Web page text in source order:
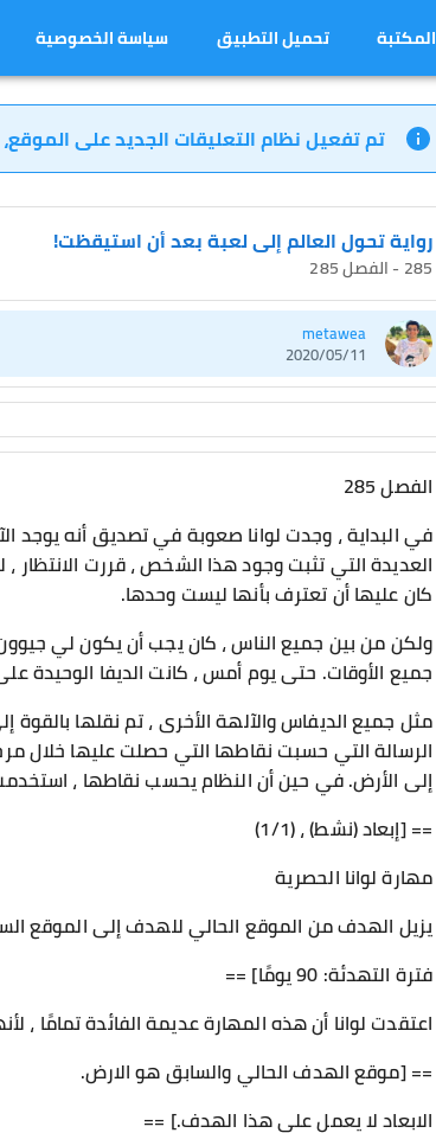
المكتبة تحميل التطبيق سياسة الخصوصية
تم تفعيل نظام التعليقات الجديد على
رواية تحول العالم إلى لعبة بعد أن استيقظت!
285 - الفصل 285
metawea
2020/05/11
الفصل 285
في البداية ، وجدت لوانا صعوبة في تصديق أنه يوجد
العديدة التي تثبت وجود هذا الشخص ، قررت الانتظار ،
كان عليها أن تعترف بأنها ليست وحدها.
ولكن من بين جميع الناس ، كان يجب أن يكون لي
جميع الأوقات. حتى يوم أمس ، كانت الديفا الوحيدة
مثل جميع الديفاس والآلهة الأخرى ، تم نقلها
الرسالة التي حسبت نقاطها التي حصلت عليها خلال
إلى الأرض. في حين أن النظام يحسب نقاطها ،
== [إبعاد (نشط) ، (1/1)
مهارة لوانا الحصرية
يزيل الهدف من الموقع الحالي للهدف إلى الموقع
فترة التهدئة: 90 يومًا] ==
اعتقدت لوانا أن هذه المهارة عديمة الفائدة تمامًا ،
== [موقع الهدف الحالي والسابق هو الارض.
الابعاد لا يعمل على هذا الهدف.] ==